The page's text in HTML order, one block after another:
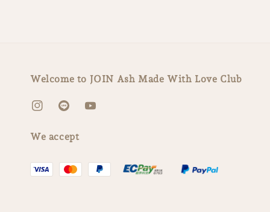
Welcome to JOIN Ash Made With Love Club
We accept